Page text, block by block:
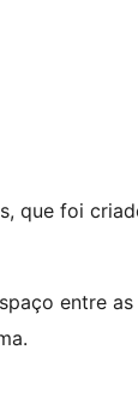
que foi
entre